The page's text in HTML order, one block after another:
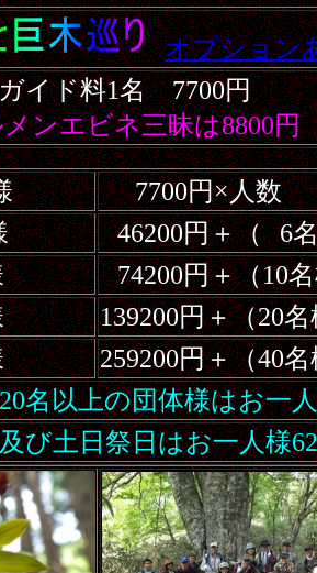
オプション
イド料1名 7700円
ンエビネ三昧は8800円
7700円×人数
46200円＋（
6
74200円＋（10
139200円＋（20
259200円＋（40
以上の団体様はお一
び土日祭日はお一人様